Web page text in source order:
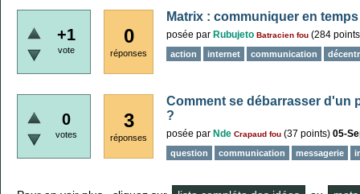
+1
vote
0
réponses
Matrix : communiquer en
posée par Rubujeto Batracien fou (284
action internet communication
0
votes
3
réponses
Comment se débarrasser d'un
?
posée par Nde Crapaud fou (37 points) 05-
question communication messagerie